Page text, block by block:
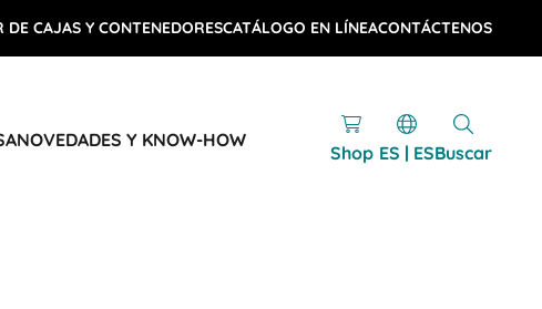
DE CAJAS Y CONTENEDORESCATÁLOGO EN LÍNEACONTÁCTENOS
NOVEDADES Y KNOW-HOW
Shop ES | ESBuscar